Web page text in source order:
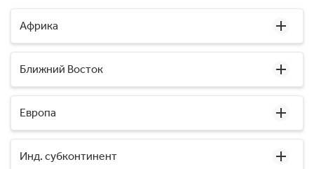
Африка
Ближний Восток
Европа
Инд. субконтинент